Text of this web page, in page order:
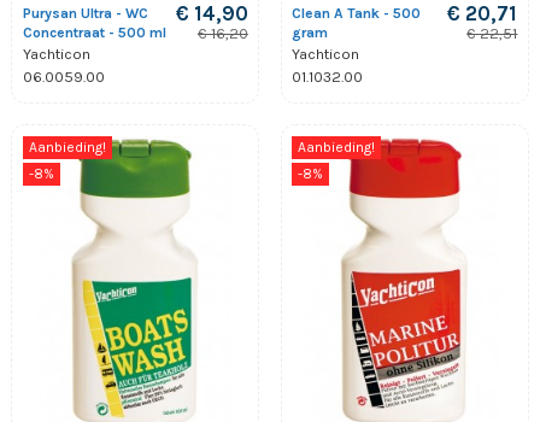
Purysan Ultra - WC
Concentraat - 500 ml
Yachticon
06.0059.00
€ 14,90
€ 16,20
Clean A Tank - 500
gram
Yachticon
01.1032.00
€ 20,71
€ 22,51
Aanbieding!
-8%
Aanbieding!
-8%